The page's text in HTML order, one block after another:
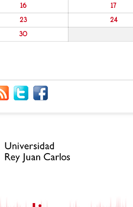
16 17
23 24
30